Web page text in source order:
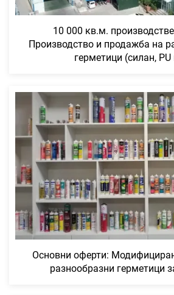
10 000 кв.м.
Производство и продажба на
герметици (силан,
Основни оферти:
разнообразни герметици